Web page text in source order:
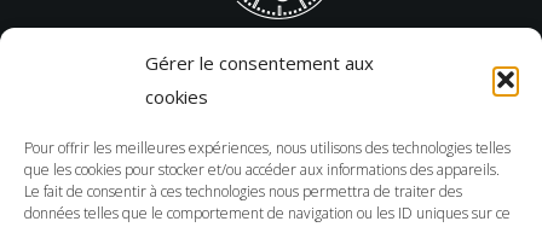
Gérer le consentement aux
cookies
Pour offrir les meilleures expériences, nous utilisons des technologies telles
que les cookies pour stocker et/ou accéder aux informations des appareils.
Le fait de consentir à ces technologies nous permettra de traiter des
données telles que le comportement de navigation ou les ID uniques sur ce
Adresse : 7 Rue des Sergents, 80000 Amiens
12h à 14h30 – 19h à 22h du lundi au jeudi
12h à 14h30 – 19h à 23h vendredi et samedi